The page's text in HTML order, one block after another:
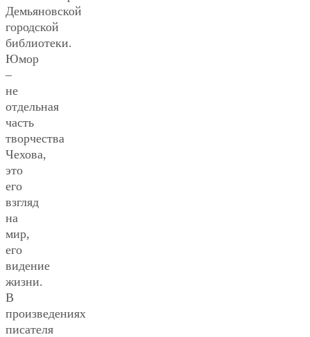
Демьяновской
городской
библиотеки.
Юмор
–
не
отдельная
часть
творчества
Чехова,
это
его
взгляд
на
мир,
его
видение
жизни.
В
произведениях
писателя